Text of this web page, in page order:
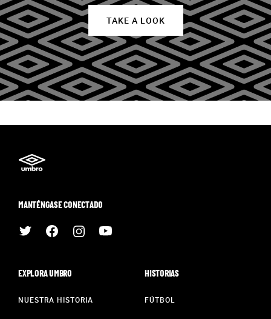
TAKE A LOOK
MANTÉNGASE CONECTADO
EXPLORA UMBRO
NUESTRA HISTORIA
HISTORIAS
FÚTBOL